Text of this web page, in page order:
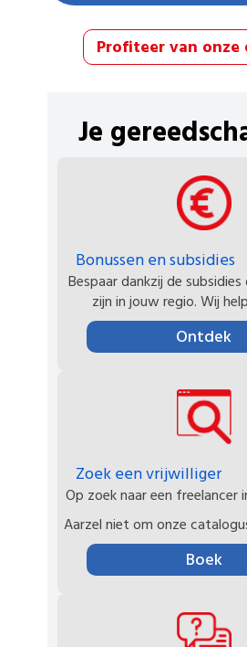
Profiteer van onze
Je
Bonussen en subsidies
Bespaar dankzij de
zijn in jouw regio. Wij
Ontdek
Zoek een vrijwilliger
Op zoek naar een freelancer
Aarzel niet om onze
Boek